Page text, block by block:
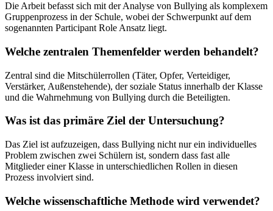
Die Arbeit befasst sich mit der Analyse von Bullying als komplexem
Gruppenprozess in der Schule, wobei der Schwerpunkt auf dem
sogenannten Participant Role Ansatz liegt.
Welche zentralen Themenfelder werden behandelt?
Zentral sind die Mitschülerrollen (Täter, Opfer, Verteidiger,
Verstärker, Außenstehende), der soziale Status innerhalb der Klasse
und die Wahrnehmung von Bullying durch die Beteiligten.
Was ist das primäre Ziel der Untersuchung?
Das Ziel ist aufzuzeigen, dass Bullying nicht nur ein individuelles
Problem zwischen zwei Schülern ist, sondern dass fast alle
Mitglieder einer Klasse in unterschiedlichen Rollen in diesen
Prozess involviert sind.
Welche wissenschaftliche Methode wird verwendet?